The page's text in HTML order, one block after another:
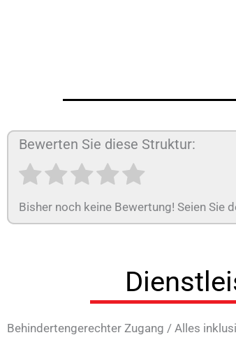
Bewerten Sie diese Struktur:
Bisher noch keine Bewertung! Seien Sie
Behindertengerechter Zugang / Alles